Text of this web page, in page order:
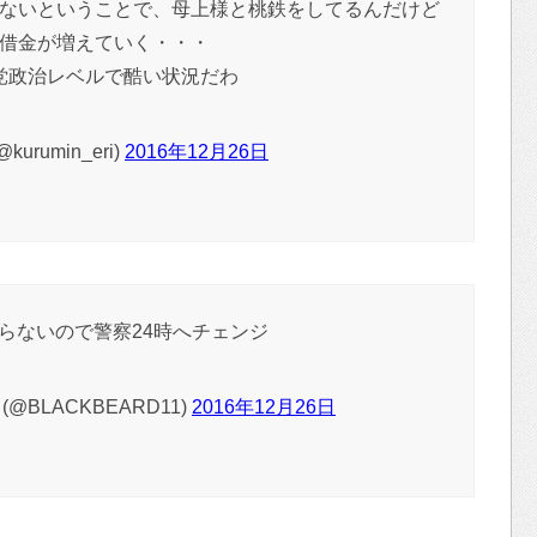
いということで、母上様と桃鉄をしてるんだけど
金が増えていく・・・
政治レベルで酷い状況だわ
2016年12月26日
ないので警察24時へチェンジ
2016年12月26日